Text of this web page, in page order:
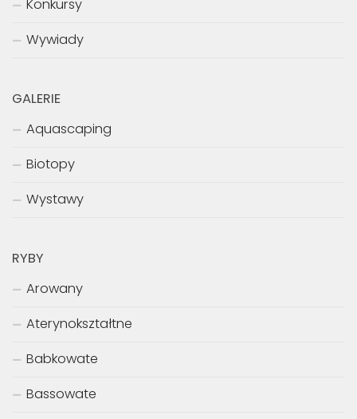
Konkursy
Wywiady
GALERIE
Aquascaping
Biotopy
Wystawy
RYBY
Arowany
Aterynokształtne
Babkowate
Bassowate